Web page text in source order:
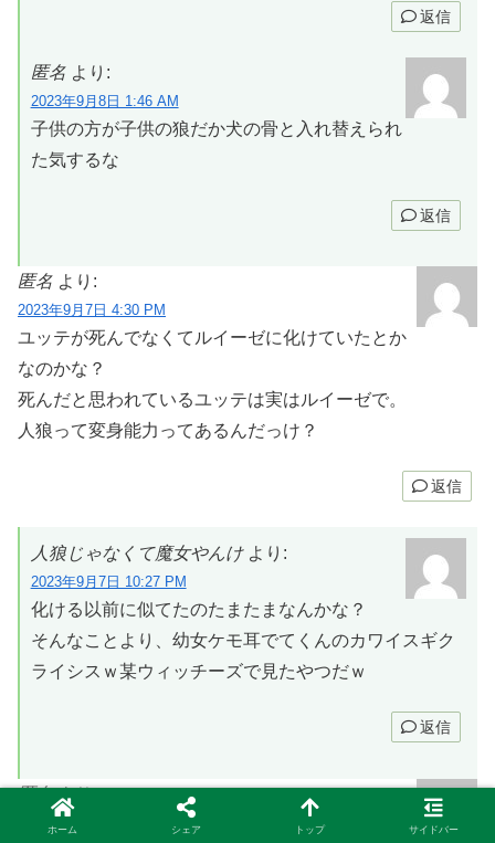
返信
匿名 より:
2023年9月8日 1:46 AM
子供の方が子供の狼だか犬の骨と入れ替えられ
た気するな
返信
匿名 より:
2023年9月7日 4:30 PM
ユッテが死んでなくてルイーゼに化けていたとか
なのかな？
死んだと思われているユッテは実はルイーゼで。
人狼って変身能力ってあるんだっけ？
返信
人狼じゃなくて魔女やんけ より:
2023年9月7日 10:27 PM
化ける以前に似てたのたまたまなんかな？
そんなことより、幼女ケモ耳でてくんのカワイスギク
ライシスｗ某ウィッチーズで見たやつだｗ
返信
匿名 より:
2023年9月7日 4:58 PM
ホーム シェア トップ サイドバー